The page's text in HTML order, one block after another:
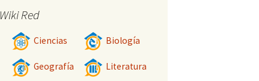
Wiki Red
Ciencias Biología
Geografía Literatura